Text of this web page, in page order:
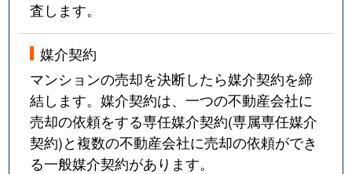
査します。
媒介契約
マンションの売却を決断したら媒介契約を締
結します。媒介契約は、一つの不動産会社に
売却の依頼をする専任媒介契約(専属専任媒介
契約)と複数の不動産会社に売却の依頼ができ
る一般媒介契約があります。